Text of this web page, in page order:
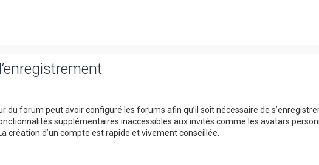
du forum peut avoir configuré les forums afin qu’il soit nécessaire de
supplémentaires inaccessibles aux invités comme les avatars
création d’un compte est rapide et vivement conseillée.